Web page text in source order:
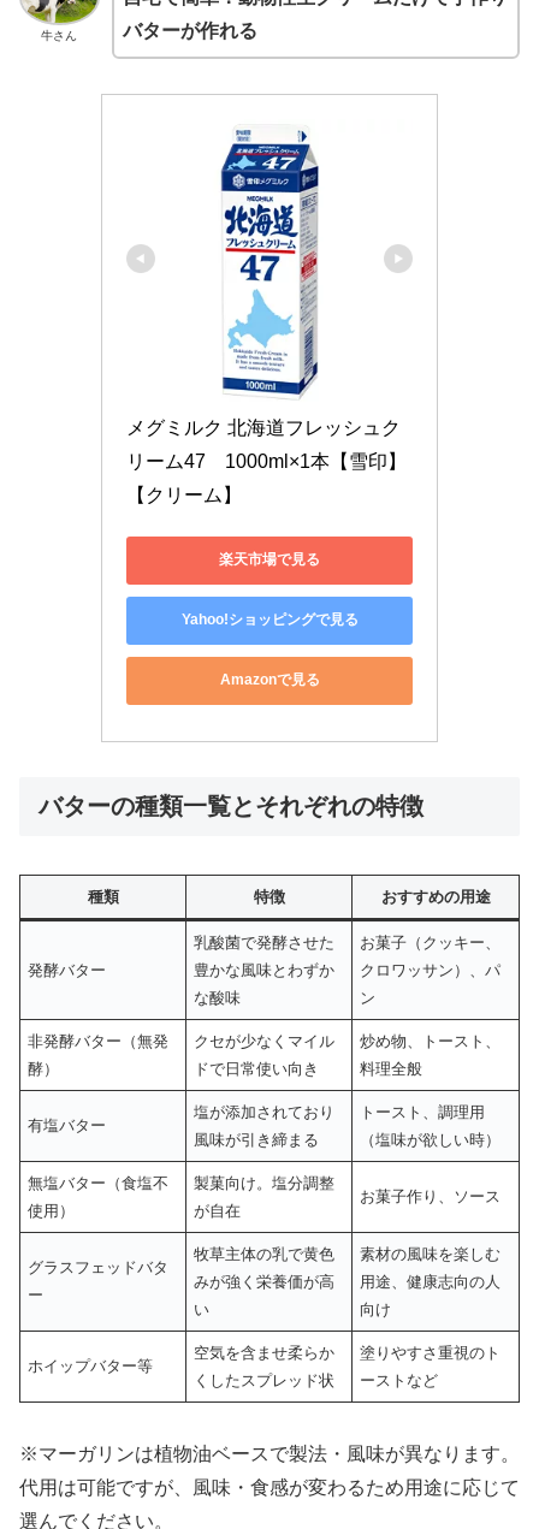
牛さん
バターが作れる
メグミルク 北海道フレッシュク
リーム47　1000ml×1本【雪印】
【クリーム】
楽天市場で見る
Yahoo!ショッピングで見る
Amazonで見る
バターの種類一覧とそれぞれの特徴
種類 特徴 おすすめの用途
発酵バター
乳酸菌で発酵させた
豊かな風味とわずか
な酸味
お菓子（クッキー、
クロワッサン）、パ
ン
非発酵バター（無発
酵）
クセが少なくマイル
ドで日常使い向き
炒め物、トースト、
料理全般
有塩バター
塩が添加されており
風味が引き締まる
トースト、調理用
（塩味が欲しい時）
無塩バター（食塩不
使用）
製菓向け。塩分調整
が自在
お菓子作り、ソース
グラスフェッドバタ
ー
牧草主体の乳で黄色
みが強く栄養価が高
い
素材の風味を楽しむ
用途、健康志向の人
向け
ホイップバター等
空気を含ませ柔らか
くしたスプレッド状
塗りやすさ重視のト
ーストなど
※マーガリンは植物油ベースで製法・風味が異なります。
代用は可能ですが、風味・食感が変わるため用途に応じて
選んでください。